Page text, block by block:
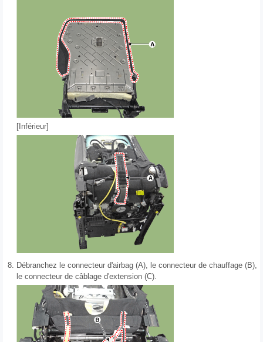
[Inférieur]
8. Débranchez le connecteur d'airbag (A), le connecteur de chauffage (B),
le connecteur de câblage d'extension (C).